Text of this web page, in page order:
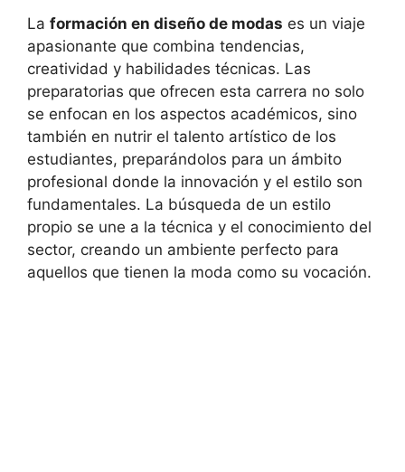
La formación en diseño de modas es un viaje
apasionante que combina tendencias,
creatividad y habilidades técnicas. Las
preparatorias que ofrecen esta carrera no solo
se enfocan en los aspectos académicos, sino
también en nutrir el talento artístico de los
estudiantes, preparándolos para un ámbito
profesional donde la innovación y el estilo son
fundamentales. La búsqueda de un estilo
propio se une a la técnica y el conocimiento del
sector, creando un ambiente perfecto para
aquellos que tienen la moda como su vocación.